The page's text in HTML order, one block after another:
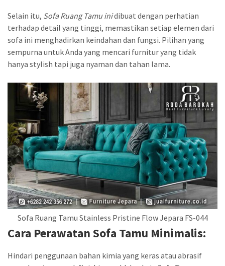
Selain itu, Sofa Ruang Tamu inidibuat dengan perhatian
terhadap detail yang tinggi, memastikan setiap elemen dari
sofa ini menghadirkan keindahan dan fungsi. Pilihan yang
sempurna untuk Anda yang mencari furnitur yang tidak
hanya stylish tapi juga nyaman dan tahan lama.
Sofa Ruang Tamu Stainless Pristine Flow Jepara FS-044
Cara Perawatan Sofa Tamu Minimalis:
Hindari penggunaan bahan kimia yang keras atau abrasif